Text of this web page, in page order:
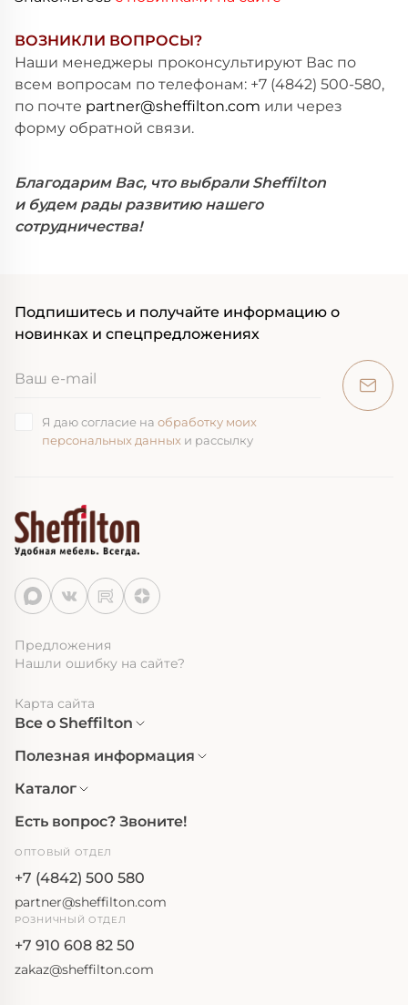
ВОЗНИКЛИ ВОПРОСЫ?
Наши менеджеры проконсультируют Вас по
всем вопросам по телефонам: +7 (4842) 500-580,
по почте partner@sheffilton.com или через
форму обратной связи.
Благодарим Вас, что выбрали Sheffilton
и будемрады развитию нашего
сотрудничества!
Подпишитесь и получайте информацию о
новинках и спецпредложениях
Я даю согласие на обработку моих
персональных данных и рассылку
Предложения
Нашли ошибку на сайте?
Карта сайта
Все о Sheffilton
Полезная информация
Каталог
Есть вопрос? Звоните!
ОПТОВЫЙ ОТДЕЛ
+7 (4842) 500 580
partner@sheffilton.com
РОЗНИЧНЫЙ ОТДЕЛ
+7 910 608 82 50
zakaz@sheffilton.com